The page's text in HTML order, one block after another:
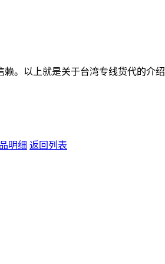
。以上就是关于台湾专线货代的介绍
明细 返回列表